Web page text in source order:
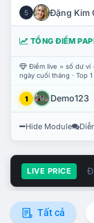
5 Đặng Kim
TỔNG ĐIỂM
Điểm live = số dư ví
ngày cuối tháng · Top
1 Demo123
Hide Module
LIVE PRICE
Tất cả